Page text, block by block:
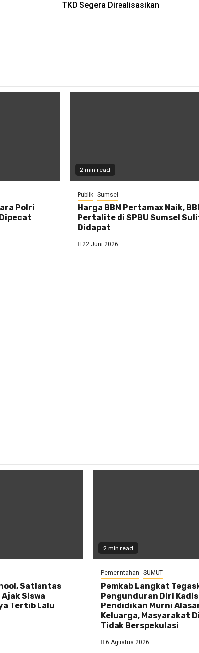
TKD Segera Direalisasikan
Polri
2 min read
Publik Sumsel
Harga BBM Pertamax Naik,
Pertalite di SPBU Sumsel
Didapat
22 Juni 2026
Satlantas
Siswa
Tertib Lalu
2 min read
Pemerintahan SUMUT
Pemkab Langkat
Pengunduran Diri Kadis
Pendidikan Murni
Keluarga, Masyarakat
Tidak Berspekulasi
6 Agustus 2026